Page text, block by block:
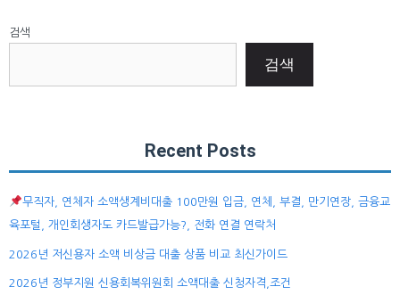
검색
검색
Recent Posts
무직자, 연체자 소액생계비대출 100만원 입금, 연체, 부결, 만기연장, 금융교
육포털, 개인회생자도 카드발급가능?, 전화 연결 연락처
2026년 저신용자 소액 비상금 대출 상품 비교 최신가이드
2026년 정부지원 신용회복위원회 소액대출 신청자격,조건